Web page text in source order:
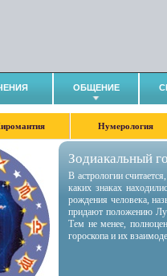
ОБЩЕНИЕ
Нумерология
Зодиакальный
В астрологии
каких знаках
рождения человека,
придают положению
Тем не менее,
гороскопа и их